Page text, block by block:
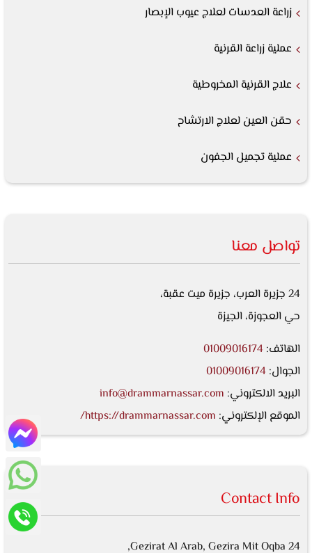
زراعة العدسات لعلاج عيوب الإبصار
عملية زراعة القرنية
علاج القرنية المخروطية
حقن العين لعلاج الارتشاح
عملية تجميل الجفون
تواصل معنا
24 جزيرة العرب، جزيرة ميت عقبة،
حي العجوزة، الجيزة
الهاتف: 01009016174
الجوال: 01009016174
البريد الالكتروني: info@drammarnassar.com
الموقع الإلكتروني: https://drammarnassar.com/
Contact Info
24 Gezirat Al Arab, Gezira Mit Oqba,